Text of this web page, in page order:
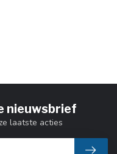
nieuwsbrief
laatste acties